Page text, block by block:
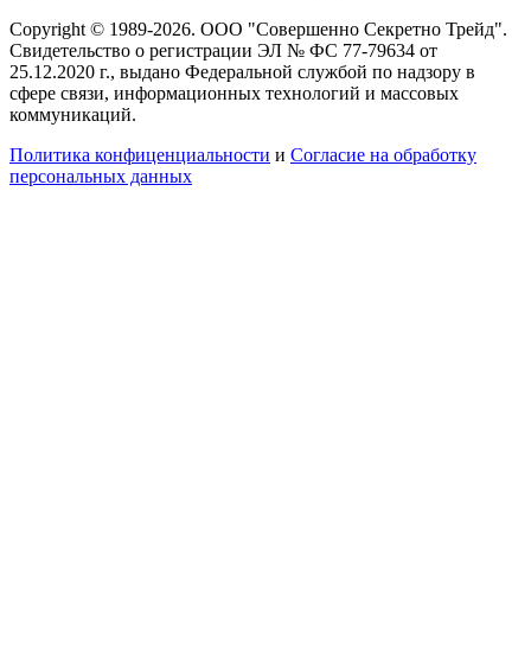
Copyright © 1989-2026. ООО "Совершенно Секретно Трейд".
Свидетельство о регистрации ЭЛ № ФС 77-79634 от
25.12.2020 г., выдано Федеральной службой по надзору в
сфере связи, информационных технологий и массовых
коммуникаций.
Политика конфиценциальности и Согласие на обработку
персональных данных